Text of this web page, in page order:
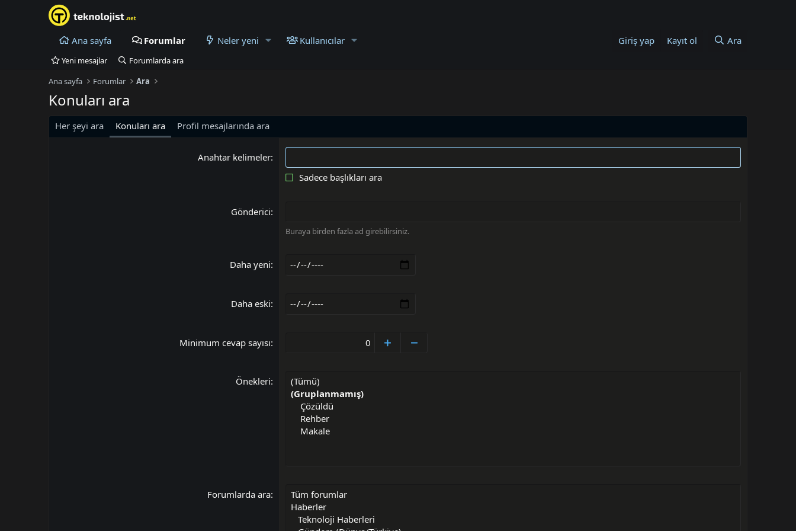
Ana sayfa Forumlar Neler yeni Kullanıcılar Giriş yap Kayıt ol Ara
Yeni mesajlar
Forumlarda ara
Ana sayfa
Forumlar Ara
Konuları ara
Her şeyi ara Konuları ara Profil mesajlarında ara
Anahtar kelimeler
Sadece başlıkları ara
Gönderici
Buraya birden fazla ad girebilirsiniz.
Daha yeni
Daha eski
Minimum cevap sayısı
Önekleri
Forumlarda ara